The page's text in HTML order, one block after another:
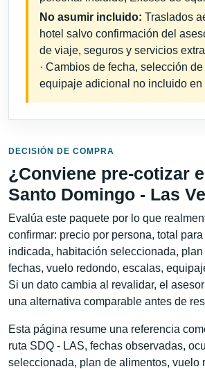
No asumir incluido: Traslados
hotel salvo confirmación del
de viaje, seguros y servicios
· Cambios de fecha, selección
equipaje adicional no incluido en
DECISIÓN DE COMPRA
¿Conviene pre-cotizar
Santo Domingo - Las
Evalúa este paquete por lo que
confirmar: precio por persona, total
indicada, habitación seleccionada,
fechas, vuelo redondo, escalas,
Si un dato cambia al revalidar, el
una alternativa comparable antes de
Esta página resume una referencia
ruta SDQ - LAS, fechas observadas,
seleccionada, plan de alimentos, vuelo